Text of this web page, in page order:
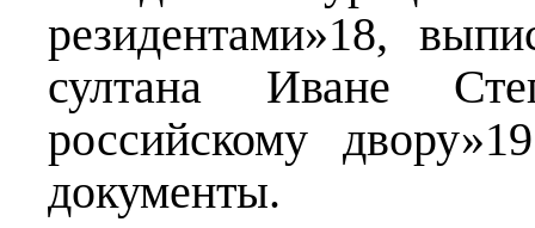
резидентами»18,
султана Иване
российскому
документы.